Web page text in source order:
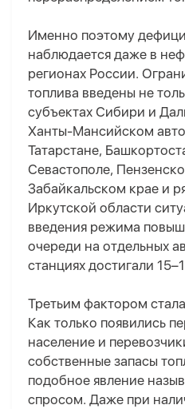
Именно поэтому
наблюдается даже в
регионах России.
топлива введены не
субъектах Сибири и
Ханты-Мансийском
Татарстане,
Севастополе,
Забайкальском крае и
Иркутской области
введения режима
очереди на отдельных
станциях достигали
Третьим фактором
Как только появились
население и
собственные запасы
подобное явление
спросом. Даже при